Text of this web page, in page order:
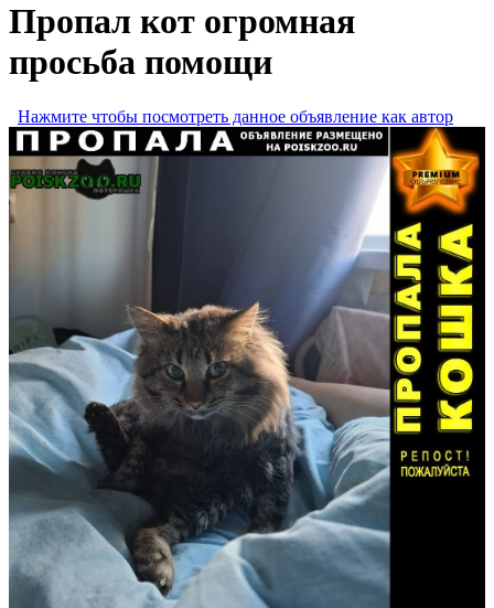
Пропал кот огромная
просьба помощи
Нажмите чтобы посмотреть данное объявление как автор